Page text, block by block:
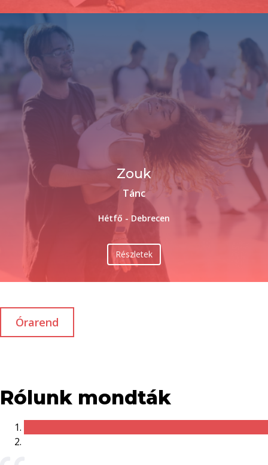
Zouk
Tánc
Hétfő - Debrecen
Részletek
Órarend
Rólunk mondták